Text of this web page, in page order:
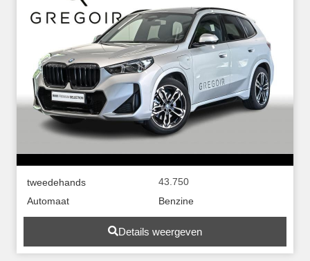
tweedehands
43.750
Automaat
Benzine
Details weergeven